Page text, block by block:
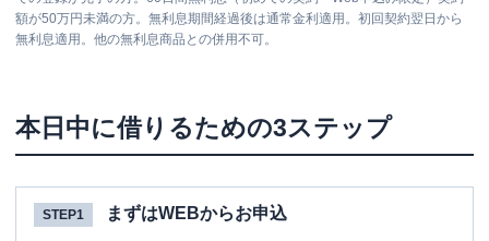
額が50万円未満の方。無利息期間経過後は通常金利適用。初回契約翌日から
無利息適用。他の無利息商品との併用不可。
本日中に借りるための3ステップ
STEP1 まずはWEBからお申込